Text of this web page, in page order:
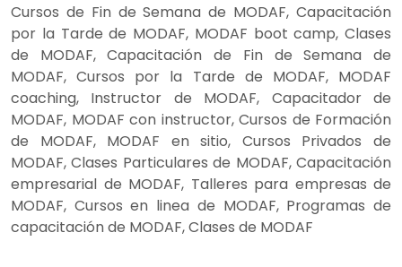
Cursos de Fin de Semana de MODAF, Capacitación
por la Tarde de MODAF, MODAF boot camp, Clases
de MODAF, Capacitación de Fin de Semana de
MODAF, Cursos por la Tarde de MODAF, MODAF
coaching, Instructor de MODAF, Capacitador de
MODAF, MODAF con instructor, Cursos de Formación
de MODAF, MODAF en sitio, Cursos Privados de
MODAF, Clases Particulares de MODAF, Capacitación
empresarial de MODAF, Talleres para empresas de
MODAF, Cursos en linea de MODAF, Programas de
capacitación de MODAF, Clases de MODAF